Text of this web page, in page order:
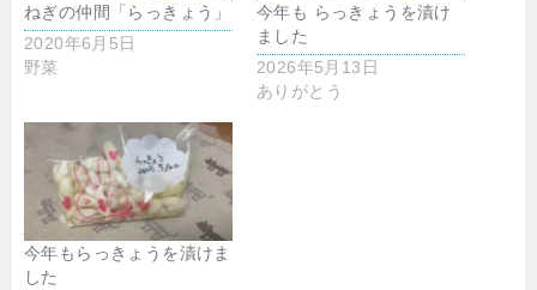
ねぎの仲間「らっきょう」
2020年6月5日
野菜
今年も らっきょうを漬け
ました
2026年5月13日
ありがとう
今年もらっきょうを漬けま
した